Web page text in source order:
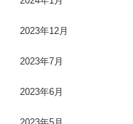
2023年12月
2023年7月
2023年6月